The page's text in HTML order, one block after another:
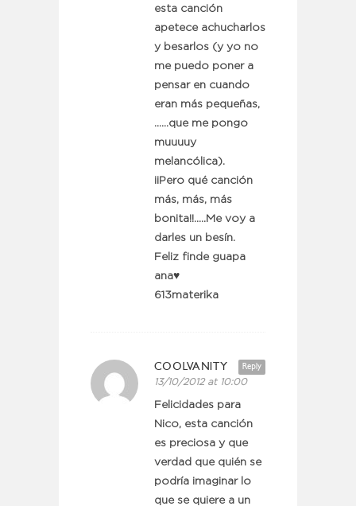
esta canción
apetece achucharlos
y besarlos (y yo no
me puedo poner a
pensar en cuando
eran más pequeñas,
……que me pongo
muuuuy
melancólica).
¡¡Pero qué canción
más, más, más
bonita!!…..Me voy a
darles un besín.
Feliz finde guapa
ana♥
613materika
Reply
COOLVANITY
13/10/2012 at 10:00
Felicidades para
Nico, esta canción
es preciosa y que
verdad que quién se
podría imaginar lo
que se quiere a un